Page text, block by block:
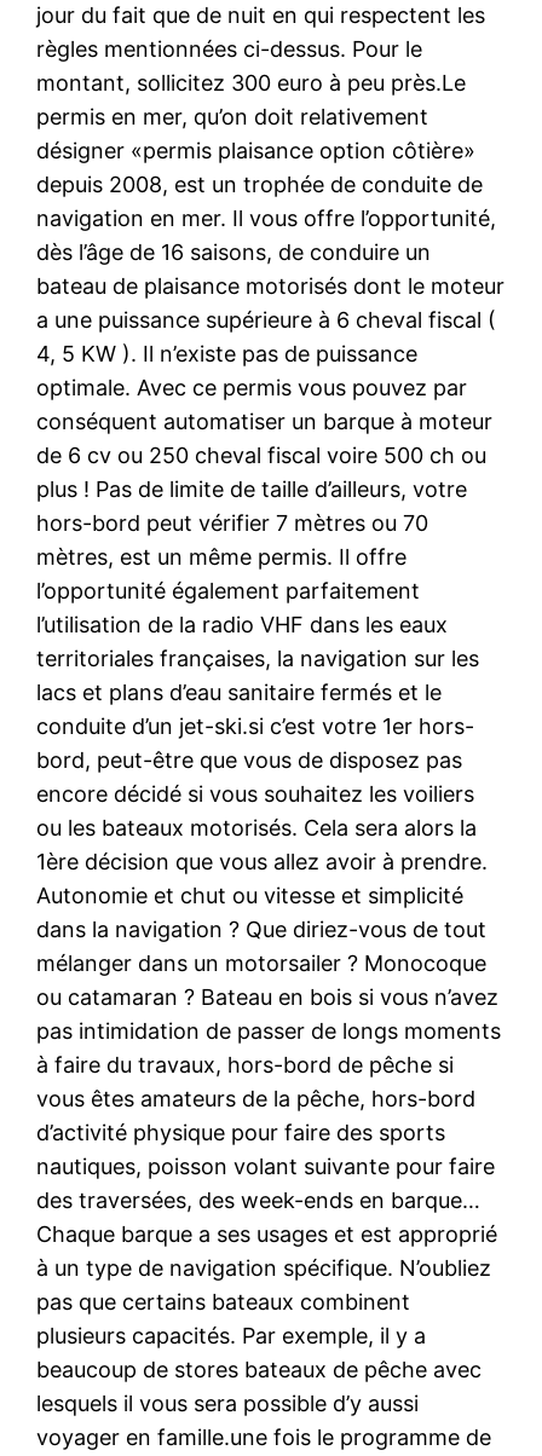
jour du fait que de nuit en qui respectent les
règles mentionnées ci-dessus. Pour le
montant, sollicitez 300 euro à peu près.Le
permis en mer, qu’on doit relativement
désigner «permis plaisance option côtière»
depuis 2008, est un trophée de conduite de
navigation en mer. Il vous offre l’opportunité,
dès l’âge de 16 saisons, de conduire un
bateau de plaisance motorisés dont le moteur
a une puissance supérieure à 6 cheval fiscal (
4, 5 KW ). Il n’existe pas de puissance
optimale. Avec ce permis vous pouvez par
conséquent automatiser un barque à moteur
de 6 cv ou 250 cheval fiscal voire 500 ch ou
plus ! Pas de limite de taille d’ailleurs, votre
hors-bord peut vérifier 7 mètres ou 70
mètres, est un même permis. Il offre
l’opportunité également parfaitement
l’utilisation de la radio VHF dans les eaux
territoriales françaises, la navigation sur les
lacs et plans d’eau sanitaire fermés et le
conduite d’un jet-ski.si c’est votre 1er hors-
bord, peut-être que vous de disposez pas
encore décidé si vous souhaitez les voiliers
ou les bateaux motorisés. Cela sera alors la
1ère décision que vous allez avoir à prendre.
Autonomie et chut ou vitesse et simplicité
dans la navigation ? Que diriez-vous de tout
mélanger dans un motorsailer ? Monocoque
ou catamaran ? Bateau en bois si vous n’avez
pas intimidation de passer de longs moments
à faire du travaux, hors-bord de pêche si
vous êtes amateurs de la pêche, hors-bord
d’activité physique pour faire des sports
nautiques, poisson volant suivante pour faire
des traversées, des week-ends en barque…
Chaque barque a ses usages et est approprié
à un type de navigation spécifique. N’oubliez
pas que certains bateaux combinent
plusieurs capacités. Par exemple, il y a
beaucoup de stores bateaux de pêche avec
lesquels il vous sera possible d’y aussi
voyager en famille.une fois le programme de